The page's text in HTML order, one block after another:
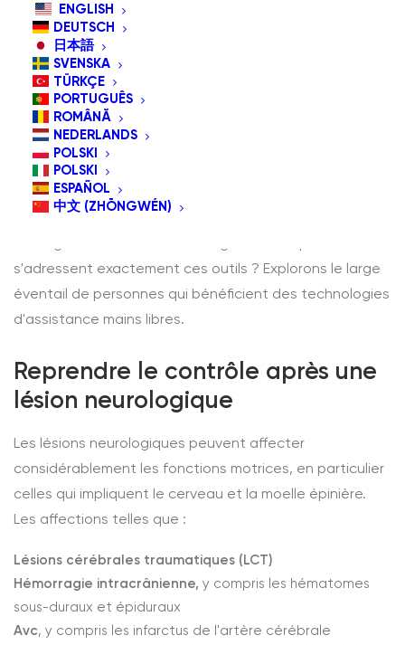
ENGLISH
DEUTSCH
日本語
SVENSKA
TÜRKÇE
PORTUGUÊS
ROMÂNĂ
NEDERLANDS
POLSKI
POLSKI
ESPAÑOL
中文 (ZHŌNGWÉN)
Dans un monde de plus en plus numérique,
l'accessibilité n'est pas un luxe, c'est une nécessité. Les
appareils d'assistance tels que les souris contrôlées
par la tête et les interrupteurs adaptatifs transforment
la manière dont les personnes en situation de handicap
physique ou ayant des limitations de mobilité
s'adressent exactement ces outils ? Explorons le large
éventail de personnes qui bénéficient des technologies
d'assistance mains libres.
Reprendre le contrôle après une
lésion neurologique
Les lésions neurologiques peuvent affecter
considérablement les fonctions motrices, en particulier
celles qui impliquent le cerveau et la moelle épinière.
Les affections telles que :
Lésions cérébrales traumatiques (LCT)
Hémorragie intracrânienne, y compris les hématomes
sous-duraux et épiduraux
Avc, y compris les infarctus de l'artère cérébrale